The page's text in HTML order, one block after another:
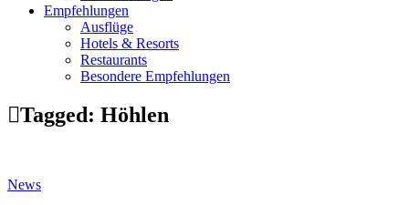
Empfehlungen
Ausflüge
Hotels & Resorts
Restaurants
Besondere Empfehlungen
Tagged: Höhlen
News